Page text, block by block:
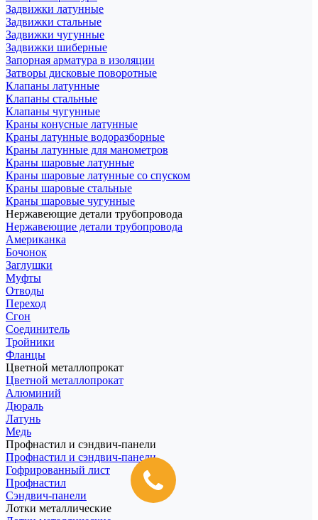
Задвижки латунные
Задвижки стальные
Задвижки чугунные
Задвижки шиберные
Запорная арматура в изоляции
Затворы дисковые поворотные
Клапаны латунные
Клапаны стальные
Клапаны чугунные
Краны конусные латунные
Краны латунные водоразборные
Краны латунные для манометров
Краны шаровые латунные
Краны шаровые латунные со спуском
Краны шаровые стальные
Краны шаровые чугунные
Нержавеющие детали трубопровода
Нержавеющие детали трубопровода
Американка
Бочонок
Заглушки
Муфты
Отводы
Переход
Сгон
Соединитель
Тройники
Фланцы
Цветной металлопрокат
Цветной металлопрокат
Алюминий
Дюраль
Латунь
Медь
Профнастил и сэндвич-панели
Профнастил и сэндвич-панели
Гофрированный лист
Профнастил
Сэндвич-панели
Лотки металлические